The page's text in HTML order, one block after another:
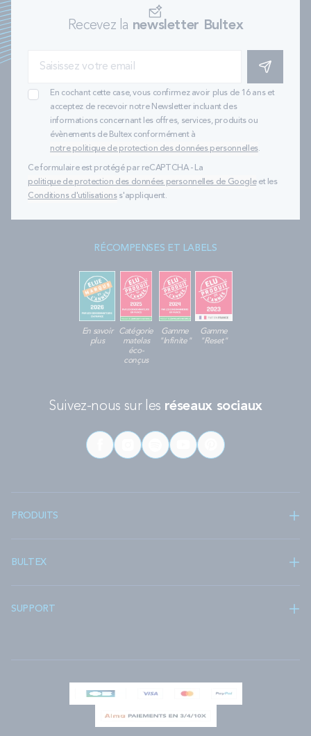
Recevez la newsletter Bultex
S'INSCRIRE
En cochant cette case, vous confirmez avoir plus de 16 ans et
acceptez de recevoir notre Newsletter incluant des
informations concernant les offres, services, produits ou
évènements de Bultex conformément à
notre politique de protection des données personnelles.
Ce formulaire est protégé par reCAPTCHA - La
politique de protection des données personnelles de Googleet les
Conditions d'utilisationss'appliquent.
RÉCOMPENSES ET LABELS
En savoir
plus
Catégorie
matelas
éco-
conçus
Gamme
"Infinite"
Gamme
"Reset"
Suivez-nous sur les réseaux sociaux
PRODUITS
BULTEX
SUPPORT